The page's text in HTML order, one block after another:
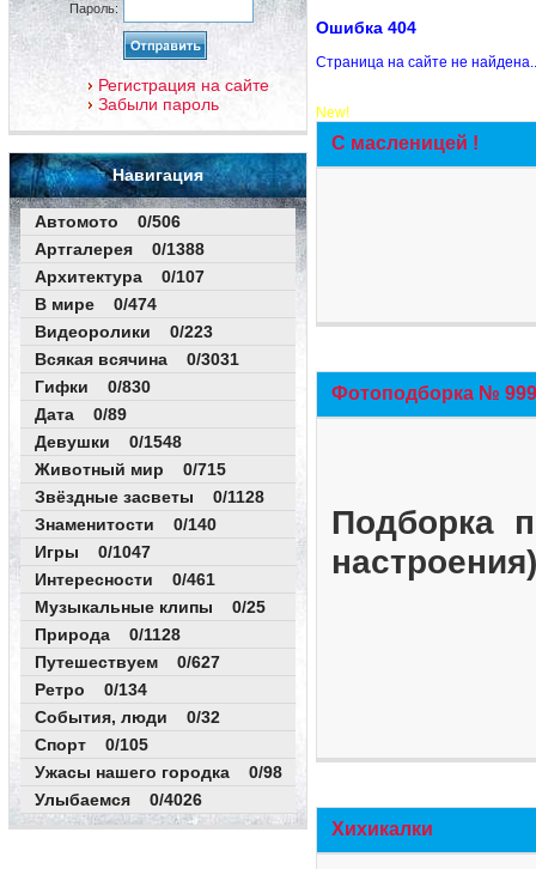
Пароль:
Регистрация на сайте
Забыли пароль
Навигация
Автомото 0/506
Артгалерея 0/1388
Архитектура 0/107
В мире 0/474
Видеоролики 0/223
Всякая всячина 0/3031
Гифки 0/830
Дата 0/89
Девушки 0/1548
Животный мир 0/715
Звёздные засветы 0/1128
Знаменитости 0/140
Игры 0/1047
Интересности 0/461
Музыкальные клипы 0/25
Природа 0/1128
Путешествуем 0/627
Ретро 0/134
События, люди 0/32
Спорт 0/105
Ужасы нашего городка 0/98
Улыбаемся 0/4026
Ошибка 404
Страница на сайте не
New!
С масленицей !
Фотоподборка №
Подборка
Хихикалки